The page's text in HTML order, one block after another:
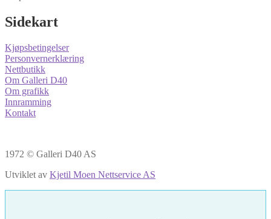
Sidekart
Kjøpsbetingelser
Personvernerklæring
Nettbutikk
Om Galleri D40
Om grafikk
Innramming
Kontakt
1972 © Galleri D40 AS
Utviklet av Kjetil Moen Nettservice AS